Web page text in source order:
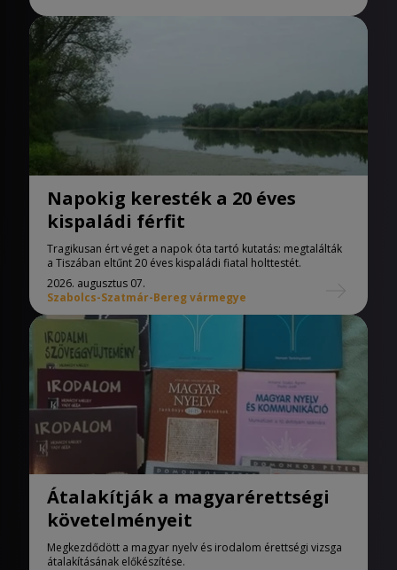
Napokig keresték a 20 éves
kispaládi férfit
Tragikusan ért véget a napok óta tartó kutatás: megtalálták
a Tiszában eltűnt 20 éves kispaládi fiatal holttestét.
2026. augusztus 07.
Szabolcs-Szatmár-Bereg vármegye
Átalakítják a magyarérettségi
követelményeit
Megkezdődött a magyar nyelv és irodalom érettségi vizsga
átalakításának előkészítése.